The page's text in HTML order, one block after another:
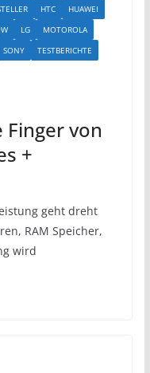
HTC
HUAWEI
LG
MOTOROLA
SONY
TESTBERICHTE
Finger von
+
geht dreht
RAM Speicher,
wird